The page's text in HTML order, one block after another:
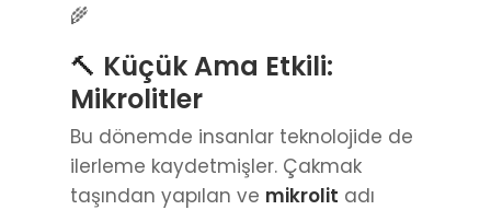
🌾
🔨 Küçük Ama Etkili:
Mikrolitler
Bu dönemde insanlar teknolojide de
ilerleme kaydetmişler. Çakmak
taşından yapılan ve mikrolit adı